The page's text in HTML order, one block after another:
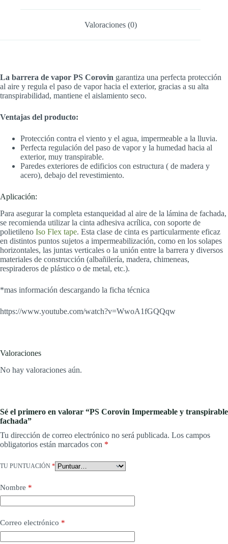
Valoraciones (0)
La barrera de vapor PS Corovin garantiza una perfecta protección
al aire y regula el paso de vapor hacia el exterior, gracias a su alta
transpirabilidad, mantiene el aislamiento seco.
Ventajas del producto:
Protección contra el viento y el agua, impermeable a la lluvia.
Perfecta regulación del paso de vapor y la humedad hacia al
exterior, muy transpirable.
Paredes exteriores de edificios con estructura ( de madera y
acero), debajo del revestimiento.
Aplicación:
Para asegurar la completa estanqueidad al aire de la lámina de fachada,
se recomienda utilizar la cinta adhesiva acrílica, con soporte de
polietileno Iso Flex tape. Esta clase de cinta es particularmente eficaz
en distintos puntos sujetos a impermeabilización, como en los solapes
horizontales, las juntas verticales o la unión entre la barrera y diversos
materiales de construcción (albañilería, madera, chimeneas,
respiraderos de plástico o de metal, etc.).
*mas información descargando la ficha técnica
https://www.youtube.com/watch?v=WwoA1fGQQqw
Valoraciones
No hay valoraciones aún.
Sé el primero en valorar “PS Corovin Impermeable y transpirable
fachada”
Tu dirección de correo electrónico no será publicada. Los campos
obligatorios están marcados con *
TU PUNTUACIÓN *
Nombre *
Correo electrónico *